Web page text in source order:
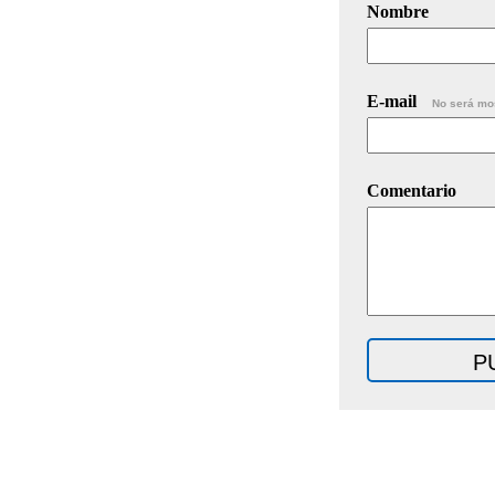
Nombre
E-mail No será
Comentario